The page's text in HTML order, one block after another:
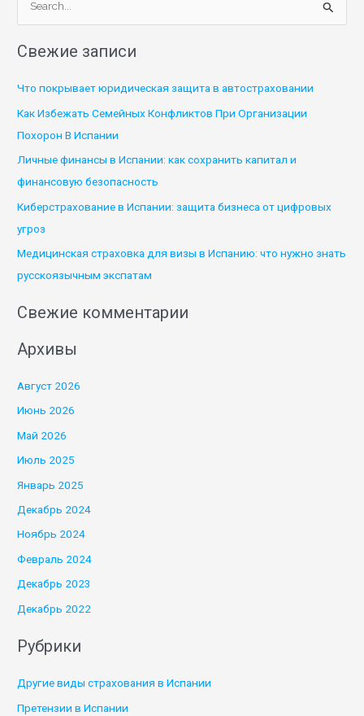
и
:
Свежие записи
Что покрывает юридическая защита в автостраховании
Как Избежать Семейных Конфликтов При Организации
Похорон В Испании
Личные финансы в Испании: как сохранить капитал и
финансовую безопасность
Киберстрахование в Испании: защита бизнеса от цифровых
угроз
Медицинская страховка для визы в Испанию: что нужно знать
русскоязычным экспатам
Свежие комментарии
Архивы
Август 2026
Июнь 2026
Май 2026
Июль 2025
Январь 2025
Декабрь 2024
Ноябрь 2024
Февраль 2024
Декабрь 2023
Декабрь 2022
Рубрики
Другие виды страхования в Испании
Претензии в Испании